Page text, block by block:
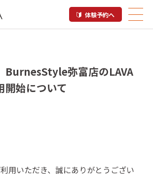
体験予約へ
BurnesStyle弥富店のLAVA
開始について
用いただき、誠にありがとうござい